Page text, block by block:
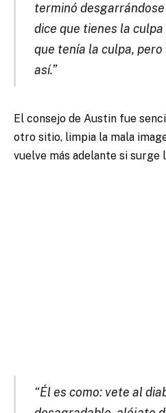
terminó
dice que tienes la culpa
que tenía la culpa, pero
así.”
El consejo de Austin fue
otro sitio, limpia la mala
vuelve más adelante si surge
“Él es como: vete al